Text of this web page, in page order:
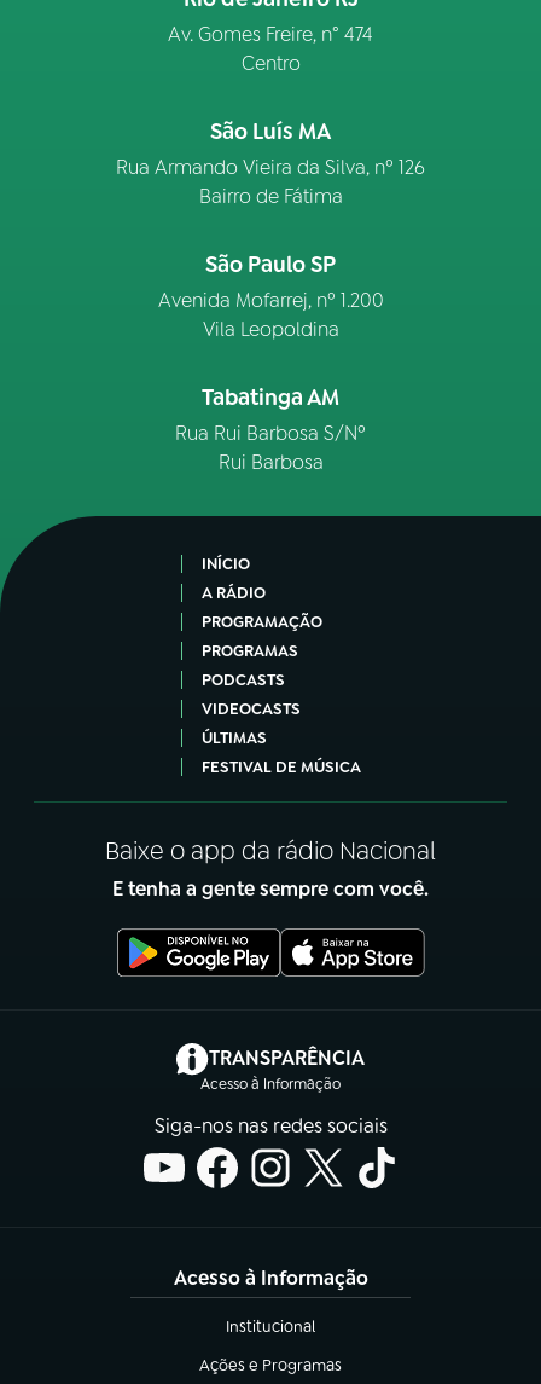
Av. Gomes Freire, n° 474
Centro
São Luís MA
Rua Armando Vieira da Silva, nº 126
Bairro de Fátima
São Paulo SP
Avenida Mofarrej, nº 1.200
Vila Leopoldina
Tabatinga AM
Rua Rui Barbosa S/Nº
Rui Barbosa
INÍCIO
A RÁDIO
PROGRAMAÇÃO
PROGRAMAS
PODCASTS
VIDEOCASTS
ÚLTIMAS
FESTIVAL DE MÚSICA
Baixe o app da rádio Nacional
E tenha a gente sempre com você.
TRANSPARÊNCIA
Acesso à Informação
(abre em nova aba)
Siga-nos nas redes sociais
Acesso à Informação
Institucional
(abre em nova aba)
Ações e Programas
(abre em nova aba)